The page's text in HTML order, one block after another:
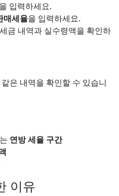
입력하세요.
매세율을 입력하세요.
금 내역과 실수령액을 확인하
은 내역을 확인할 수 있습니
연방 세율 구간
이유